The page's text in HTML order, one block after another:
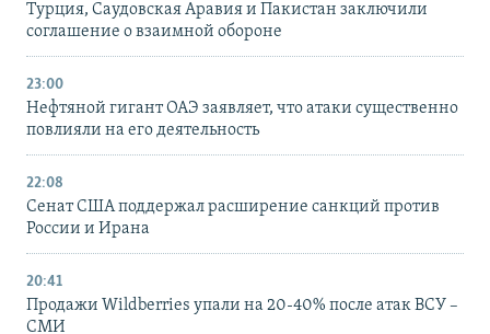
Турция, Саудовская Аравия и Пакистан заключили
соглашение о взаимной обороне
23:00
Нефтяной гигант ОАЭ заявляет, что атаки существенно
повлияли на его деятельность
22:08
Сенат США поддержал расширение санкций против
России и Ирана
20:41
Продажи Wildberries упали на 20-40% после атак ВСУ –
СМИ